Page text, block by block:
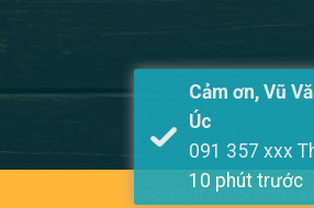
Copyright 2026 ©
Cảm ơn, Vũ
Úc
091 357 xxx
10 phút trước